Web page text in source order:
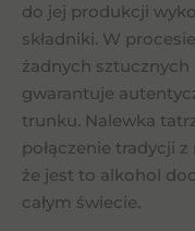
do jej produkcji
składniki. W
żadnych
gwarantuje
trunku. Nalewka
połączenie tradycji
że jest to alkohol
całym świecie.